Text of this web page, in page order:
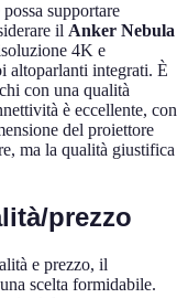
supportare
il Anker Nebula
4K e
altoparlanti integrati. È
con una qualità
è eccellente, con
del proiettore
ma la qualità giustifica
prezzo
e prezzo, il
scelta formidabile.